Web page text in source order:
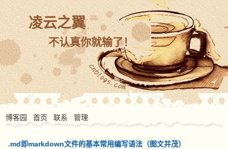
凌云之翼
不认真你就输了！
博客园 首页 联系 管理
.md即markdown文件的基本常用编写语法（图文并茂）